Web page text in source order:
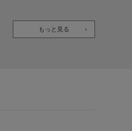
もっと見る